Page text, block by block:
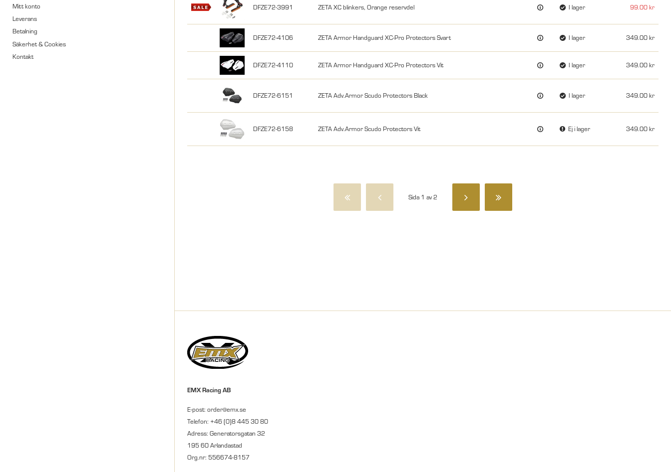
Mitt konto
Leverans
Betalning
Säkerhet & Cookies
Kontakt
DFZE72-3991 ZETA XC blinkers, Orange reservdel I lager 99.00
DFZE72-4106 ZETA Armor Handguard XC-Pro Protectors Svart I lager 349.00
DFZE72-4110 ZETA Armor Handguard XC-Pro Protectors Vit I lager 349.00
DFZE72-6151 ZETA Adv.Armor Scudo Protectors Black I lager 349.00
DFZE72-6158 ZETA Adv.Armor Scudo Protectors Vit Ej i lager 349.00
Sida 1 av 2
EMX Racing AB
E-post: order@emx.se
Telefon: +46 (0)8 445 30 80
Adress: Generatorsgatan 32
195 60 Arlandastad
Org.nr: 556674-8157